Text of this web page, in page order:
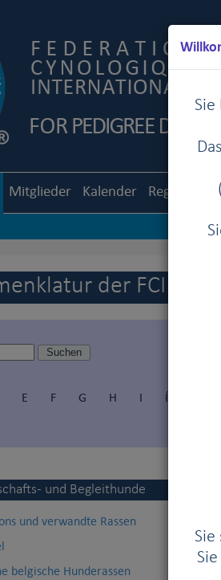
Sie
Sie
Mitglieder Kalender Reglemente
der FCI
E F G H I Í
und Begleithunde
und verwandte Rassen
belgische Hunderassen